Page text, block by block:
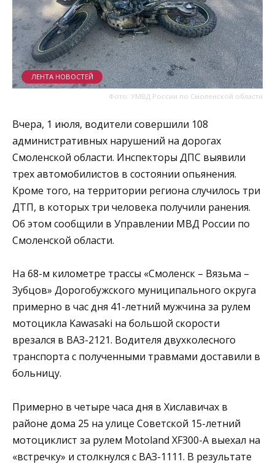
Фото: УМВД России по Смоленской области
ЛЕНТА НОВОСТЕЙ
Вчера, 1 июля, водители совершили 108
административных нарушений на дорогах
Смоленской области. Инспекторы ДПС выявили
трех автомобилистов в состоянии опьянения.
Кроме того, на территории региона случилось три
ДТП, в которых три человека получили ранения.
Об этом сообщили в Управлении МВД России по
Смоленской области.
На 68-м километре трассы «Смоленск – Вязьма –
Зубцов» Дорогобужского муниципального округа
примерно в час дня 41-летний мужчина за рулем
мотоцикла Kawasaki на большой скорости
врезался в ВАЗ-2121. Водителя двухколесного
транспорта с полученными травмами доставили в
больницу.
Примерно в четыре часа дня в Хиславичах в
районе дома 25 на улице Советской 15-летний
мотоциклист за рулем Motoland XF300-A выехал на
«встречку» и столкнулся с ВАЗ-1111. В результате